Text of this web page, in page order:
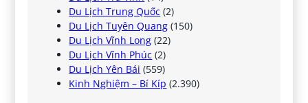
Du Lịch Trung Quốc (2)
Du Lịch Tuyên Quang (150)
Du Lịch Vĩnh Long (22)
Du Lịch Vĩnh Phúc (2)
Du Lịch Yên Bái (559)
Kinh Nghiệm – Bí Kíp (2.390)